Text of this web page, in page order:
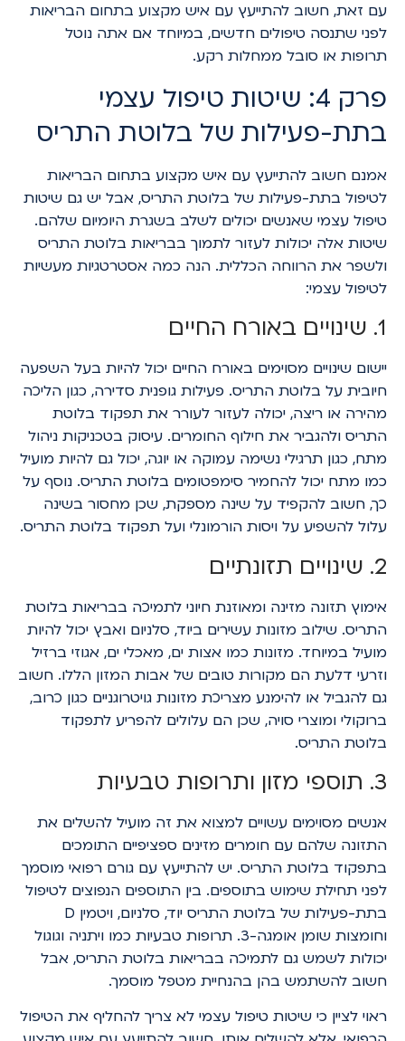
עם זאת, חשוב להתייעץ עם איש מקצוע בתחום הבריאות
לפני שתנסה טיפולים חדשים, במיוחד אם אתה נוטל
תרופות או סובל ממחלות רקע.
פרק 4: שיטות טיפול עצמי
בתת-פעילות של בלוטת התריס
אמנם חשוב להתייעץ עם איש מקצוע בתחום הבריאות
לטיפול בתת-פעילות של בלוטת התריס, אבל יש גם שיטות
טיפול עצמי שאנשים יכולים לשלב בשגרת היומיום שלהם.
שיטות אלה יכולות לעזור לתמוך בבריאות בלוטת התריס
ולשפר את הרווחה הכללית. הנה כמה אסטרטגיות מעשיות
לטיפול עצמי:
1. שינויים באורח החיים
יישום שינויים מסוימים באורח החיים יכול להיות בעל השפעה
חיובית על בלוטת התריס. פעילות גופנית סדירה, כגון הליכה
מהירה או ריצה, יכולה לעזור לעורר את תפקוד בלוטת
התריס ולהגביר את חילוף החומרים. עיסוק בטכניקות ניהול
מתח, כגון תרגילי נשימה עמוקה או יוגה, יכול גם להיות מועיל
כמו מתח יכול להחמיר סימפטומים בלוטת התריס. נוסף על
כך, חשוב להקפיד על שינה מספקת, שכן מחסור בשינה
עלול להשפיע על ויסות הורמונלי ועל תפקוד בלוטת התריס.
2. שינויים תזונתיים
אימוץ תזונה מזינה ומאוזנת חיוני לתמיכה בבריאות בלוטת
התריס. שילוב מזונות עשירים ביוד, סלניום ואבץ יכול להיות
מועיל במיוחד. מזונות כמו אצות ים, מאכלי ים, אגוזי ברזיל
וזרעי דלעת הם מקורות טובים של אבות המזון הללו. חשוב
גם להגביל או להימנע מצריכת מזונות גויטרוגניים כגון כרוב,
ברוקולי ומוצרי סויה, שכן הם עלולים להפריע לתפקוד
בלוטת התריס.
3. תוספי מזון ותרופות טבעיות
אנשים מסוימים עשויים למצוא את זה מועיל להשלים את
התזונה שלהם עם חומרים מזינים ספציפיים התומכים
בתפקוד בלוטת התריס. יש להתייעץ עם גורם רפואי מוסמך
לפני תחילת שימוש בתוספים. בין התוספים הנפוצים לטיפול
בתת-פעילות של בלוטת התריס יוד, סלניום, ויטמין D
וחומצות שומן אומגה-3. תרופות טבעיות כמו ויתניה וגוגול
יכולות לשמש גם לתמיכה בבריאות בלוטת התריס, אבל
חשוב להשתמש בהן בהנחיית מטפל מוסמך.
ראוי לציין כי שיטות טיפול עצמי לא צריך להחליף את הטיפול